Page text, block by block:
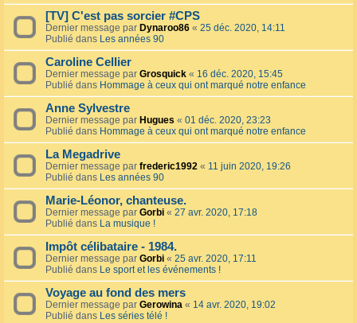
[TV] C'est pas sorcier #CPS
Dernier message par Dynaroo86 « 25 déc. 2020, 14:11
Publié dans Les années 90
Caroline Cellier
Dernier message par Grosquick « 16 déc. 2020, 15:45
Publié dans Hommage à ceux qui ont marqué notre enfance
Anne Sylvestre
Dernier message par Hugues « 01 déc. 2020, 23:23
Publié dans Hommage à ceux qui ont marqué notre enfance
La Megadrive
Dernier message par frederic1992 « 11 juin 2020, 19:26
Publié dans Les années 90
Marie-Léonor, chanteuse.
Dernier message par Gorbi « 27 avr. 2020, 17:18
Publié dans La musique !
Impôt célibataire - 1984.
Dernier message par Gorbi « 25 avr. 2020, 17:11
Publié dans Le sport et les événements !
Voyage au fond des mers
Dernier message par Gerowina « 14 avr. 2020, 19:02
Publié dans Les séries télé !